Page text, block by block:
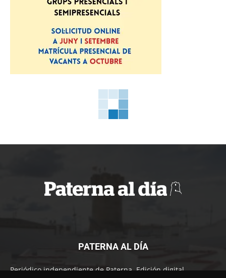
PATERNA AL DÍA
Periódico independiente de Paterna. Edición digital.